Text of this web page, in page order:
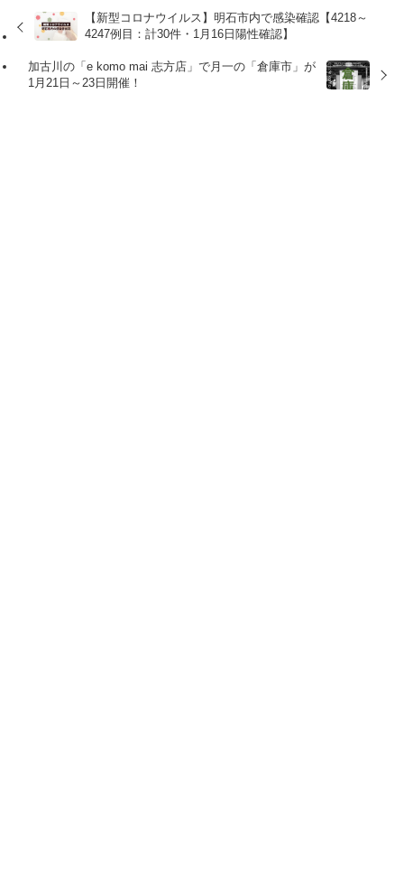
【新型コロナウイルス】明石市内で感染確認【4218～
4247例目：計30件・1月16日陽性確認】
加古川の「e komo mai 志方店」で月一の「倉庫市」が
1月21日～23日開催！